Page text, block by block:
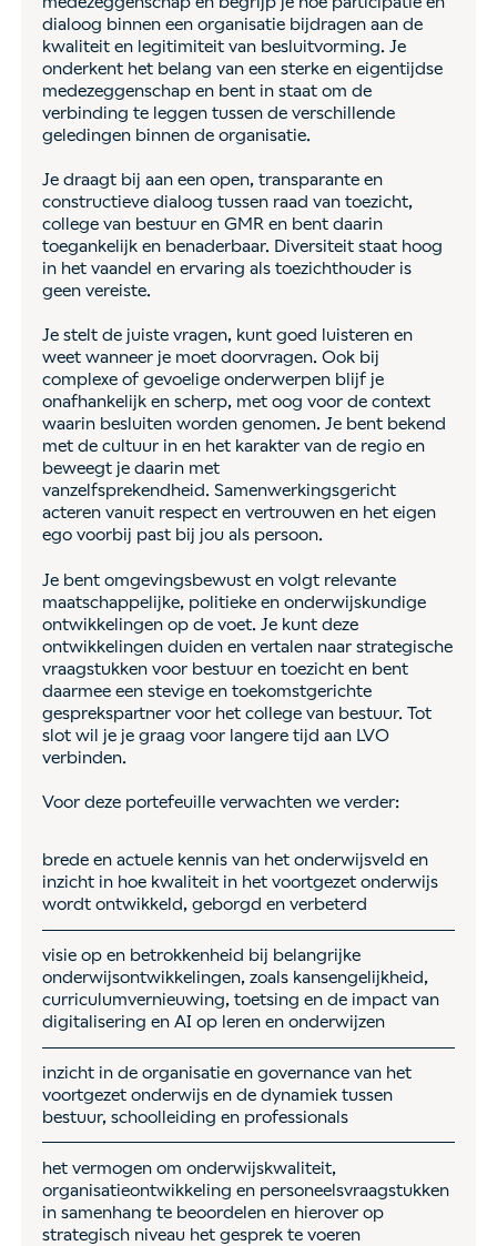
dialoog binnen een organisatie bijdragen aan de
kwaliteit en legitimiteit van besluitvorming. Je
onderkent het belang van een sterke en eigentijdse
medezeggenschap en bent in staat om de
verbinding te leggen tussen de verschillende
geledingen binnen de organisatie.
Je draagt bij aan een open, transparante en
constructieve dialoog tussen raad van toezicht,
college van bestuur en GMR en bent daarin
toegankelijk en benaderbaar. Diversiteit staat hoog
in het vaandel en ervaring als toezichthouder is
geen vereiste.
Je stelt de juiste vragen, kunt goed luisteren en
weet wanneer je moet doorvragen. Ook bij
complexe of gevoelige onderwerpen blijf je
onafhankelijk en scherp, met oog voor de context
waarin besluiten worden genomen. Je bent bekend
met de cultuur in en het karakter van de regio en
beweegt je daarin met
vanzelfsprekendheid. Samenwerkingsgericht
acteren vanuit respect en vertrouwen en het eigen
ego voorbij past bij jou als persoon.
Je bent omgevingsbewust en volgt relevante
maatschappelijke, politieke en onderwijskundige
ontwikkelingen op de voet. Je kunt deze
ontwikkelingen duiden en vertalen naar strategische
vraagstukken voor bestuur en toezicht en bent
daarmee een stevige en toekomstgerichte
gesprekspartner voor het college van bestuur. Tot
slot wil je je graag voor langere tijd aan LVO
verbinden.
Voor deze portefeuille verwachten we verder:
brede en actuele kennis van het onderwijsveld en
inzicht in hoe kwaliteit in het voortgezet onderwijs
wordt ontwikkeld, geborgd en verbeterd
visie op en betrokkenheid bij belangrijke
onderwijsontwikkelingen, zoals kansengelijkheid,
curriculumvernieuwing, toetsing en de impact van
digitalisering en AI op leren en onderwijzen
inzicht in de organisatie en governance van het
voortgezet onderwijs en de dynamiek tussen
bestuur, schoolleiding en professionals
het vermogen om onderwijskwaliteit,
organisatieontwikkeling en personeelsvraagstukken
in samenhang te beoordelen en hierover op
strategisch niveau het gesprek te voeren